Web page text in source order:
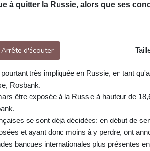
à quitter la Russie, alors que ses
Arrête d'écouter
très impliquée en Russie, en tant
Rosbank.
être exposée à la Russie à hauteur de
se sont déjà décidées: en début de
et ayant donc moins à y perdre, ont
banques internationales plus présentes